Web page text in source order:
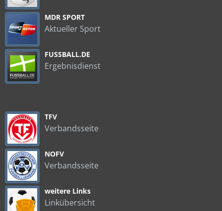
MDR SPORT
Aktueller Sport
FUSSBALL.DE
Ergebnisdienst
TFV
Verbandsseite
NOFV
Verbandsseite
weitere Links
Linkübersicht